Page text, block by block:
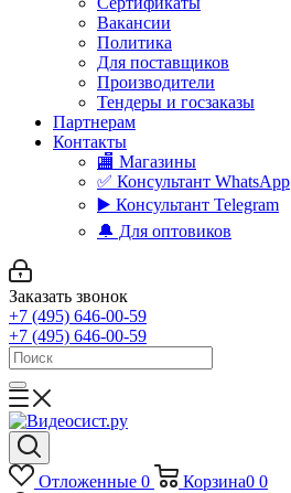
Вакансии
Политика
Для поставщиков
Производители
Тендеры и госзаказы
Партнерам
Контакты
🏬 Магазины
✅️ Консультант WhatsApp
▶️ Консультант Telegram
🔔 Для оптовиков
Заказать звонок
+7 (495) 646-00-59
+7 (495) 646-00-59
Отложенные 0 Корзина0 0